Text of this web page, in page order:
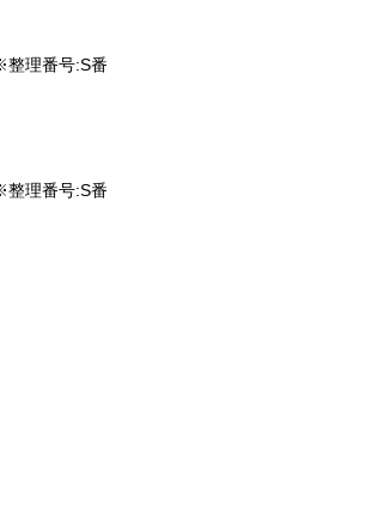
理番号:S番
理番号:S番